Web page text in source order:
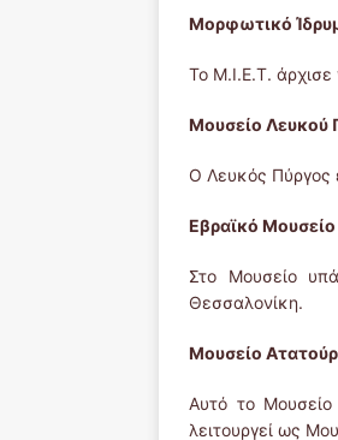
Μορφωτικό
Το Μ.Ι.Ε.Τ. άρχισε
Μουσείο Λευκού
Ο Λευκός Πύργος
Εβραϊκό
Στο Μουσείο
Θεσσαλονίκη.
Μουσείο
Αυτό το
λειτουργεί ως